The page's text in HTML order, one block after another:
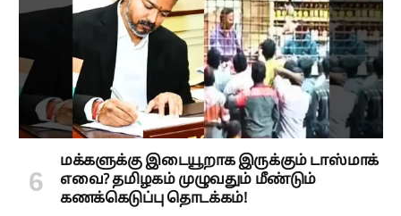
மக்களுக்கு இடையூறாக இருக்கும் டாஸ்மாக்
எவை? தமிழகம் முழுவதும் மீண்டும்
கணக்கெடுப்பு தொடக்கம்!